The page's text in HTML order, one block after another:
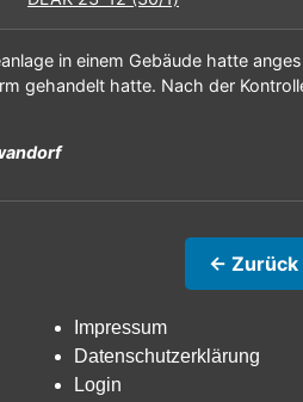
in einem Gebäude hatte
gehandelt hatte. Nach der
← Zurück
Impressum
Datenschutzerklärung
Login